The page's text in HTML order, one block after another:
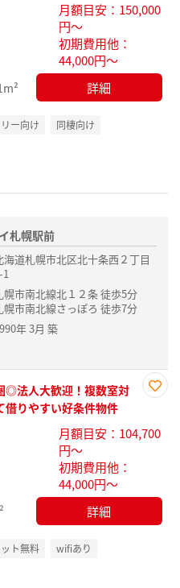
録
月額目安：150,000
円～
初期費用他：
44,000円～
詳細
ー向け
同棲向け
札幌駅前
海道札幌市北区北十条西２丁目
1
幌市南北線北１２条 徒歩5分
幌市南北線さっぽろ 徒歩7分
年 3月 築
り登
◎法人大歓迎！複数室対
借りやすい好条件物件
月額目安：104,700
円～
初期費用他：
44,000円～
詳細
ト無料
wifiあり